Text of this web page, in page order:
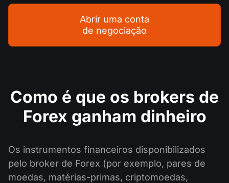
Abrir uma conta
de negociação
Como é que os brokers de
Forex ganham dinheiro
Os instrumentos financeiros disponibilizados
pelo broker de Forex (por exemplo, pares de
moedas, matérias-primas, criptomoedas,